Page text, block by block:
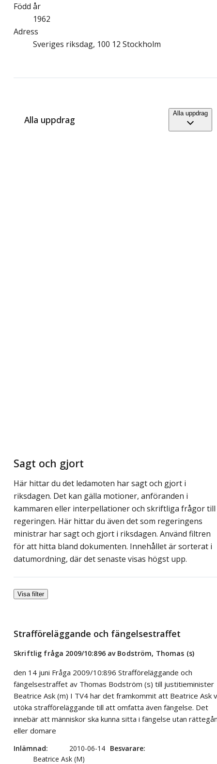
Född år
1962
Adress
Sveriges riksdag, 100 12 Stockholm
Alla uppdrag
Alla uppdrag
Sagt och gjort
Här hittar du det ledamoten har sagt och gjort i
riksdagen. Det kan gälla motioner, anföranden i
kammaren eller interpellationer och skriftliga frågor till
regeringen. Här hittar du även det som regeringens
ministrar har sagt och gjort i riksdagen. Använd filtren
för att hitta bland dokumenten. Innehållet är sorterat i
datumordning, där det senaste visas högst upp.
Visa filter
Strafföreläggande och fängelsestraffet
Skriftlig fråga 2009/10:896 av Bodström, Thomas (s)
den 14 juni Fråga 2009/10:896 Strafföreläggande och
fängelsestraffet av Thomas Bodström (s) till justitieminister
Beatrice Ask (m) I TV4 har det framkommit att Beatrice Ask
utöka strafföreläggande till att omfatta även fängelse. Det
innebär att människor ska kunna sitta i fängelse utan
eller domare
Inlämnad 2010-06-14 Besvarare
Beatrice Ask (M)